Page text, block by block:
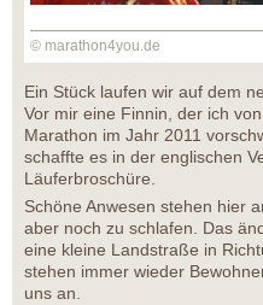
© marathon4you.de
Ein Stück laufen wir auf dem
Vor mir eine Finnin, der ich
Marathon im Jahr 2011
schaffte es in der englischen
Läuferbroschüre.
Schöne Anwesen stehen hier
aber noch zu schlafen. Das
eine kleine Landstraße in
stehen immer wieder
uns an.